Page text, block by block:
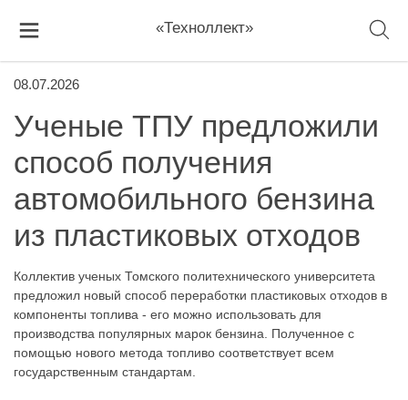
«Техноллект»
08.07.2026
Ученые ТПУ предложили
способ получения
автомобильного бензина
из пластиковых отходов
Коллектив ученых Томского политехнического университета
предложил новый способ переработки пластиковых отходов в
компоненты топлива - его можно использовать для
производства популярных марок бензина. Полученное с
помощью нового метода топливо соответствует всем
государственным стандартам.